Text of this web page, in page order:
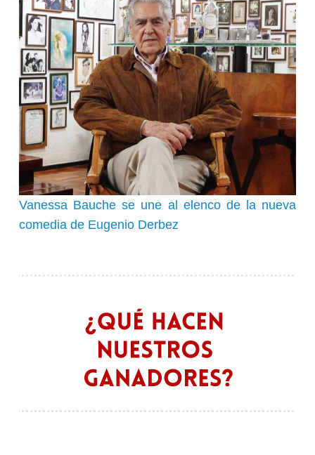
Vanessa Bauche se une al elenco de la nueva
comedia de Eugenio Derbez